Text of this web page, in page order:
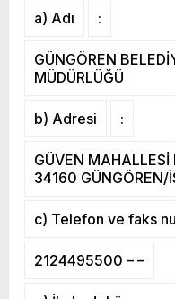
a) Adı :
GÜNGÖREN
MÜDÜRLÜĞÜ
b) Adresi :
GÜVEN
34160 GÜNGÖREN/
c) Telefon ve faks
2124495500 – –